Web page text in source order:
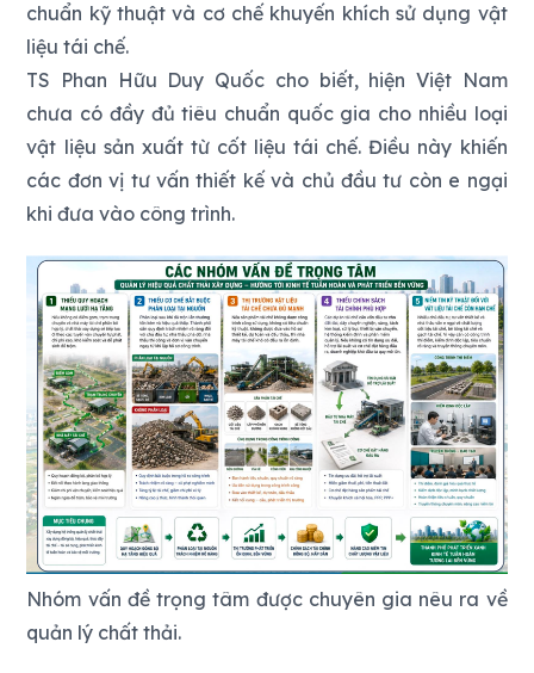
chuẩn kỹ thuật và cơ chế khuyến khích sử dụng vật
liệu tái chế.
TS Phan Hữu Duy Quốc cho biết, hiện Việt Nam
chưa có đầy đủ tiêu chuẩn quốc gia cho nhiều loại
vật liệu sản xuất từ cốt liệu tái chế. Điều này khiến
các đơn vị tư vấn thiết kế và chủ đầu tư còn e ngại
khi đưa vào công trình.
Nhóm vấn đề trọng tâm được chuyên gia nêu ra về
quản lý chất thải.